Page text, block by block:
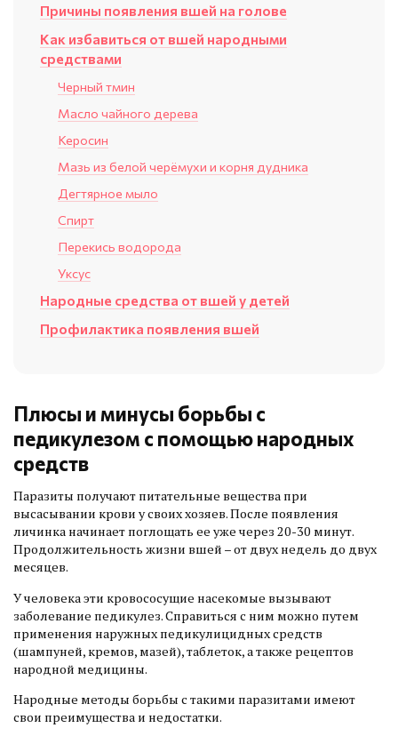
Причины появления вшей на голове
Как избавиться от вшей народными
средствами
Черный тмин
Масло чайного дерева
Керосин
Мазь из белой черёмухи и корня дудника
Дегтярное мыло
Спирт
Перекись водорода
Уксус
Народные средства от вшей у детей
Профилактика появления вшей
Плюсы и минусы борьбы с
педикулезом с помощью народных
средств
Паразиты получают питательные вещества при
высасывании крови у своих хозяев. После появления
личинка начинает поглощать ее уже через 20-30 минут.
Продолжительность жизни вшей – от двух недель до двух
месяцев.
У человека эти кровососущие насекомые вызывают
заболевание педикулез. Справиться с ним можно путем
применения наружных педикулицидных средств
(шампуней, кремов, мазей), таблеток, а также рецептов
народной медицины.
Народные методы борьбы с такими паразитами имеют
свои преимущества и недостатки.